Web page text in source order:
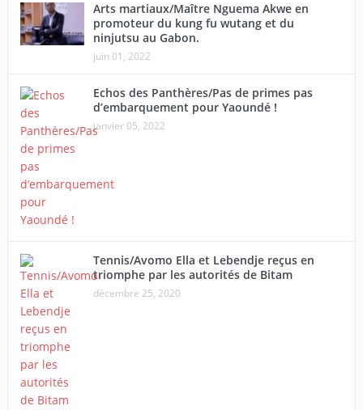
Arts martiaux/Maître Nguema Akwe en
promoteur du kung fu wutang et du
ninjutsu au Gabon.
juin 01, 2022
Echos des Panthères/Pas de primes pas
d’embarquement pour Yaoundé !
janvier 05, 2022
Tennis/Avomo Ella et Lebendje reçus en
triomphe par les autorités de Bitam
décembre 25, 2020